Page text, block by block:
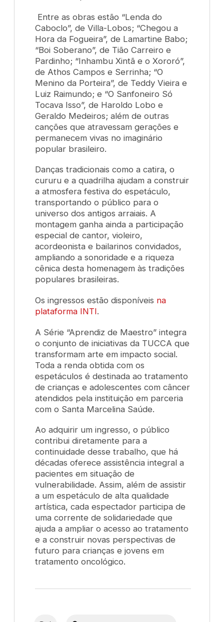
Entre as obras estão “Lenda do
Caboclo”, de Villa-Lobos; “Chegou a
Hora da Fogueira”, de Lamartine Babo;
“Boi Soberano”, de Tião Carreiro e
Pardinho; “Inhambu Xintã e o Xororó”,
de Athos Campos e Serrinha; “O
Menino da Porteira”, de Teddy Vieira e
Luiz Raimundo; e “O Sanfoneiro Só
Tocava Isso”, de Haroldo Lobo e
Geraldo Medeiros; além de outras
canções que atravessam gerações e
permanecem vivas no imaginário
popular brasileiro.
Danças tradicionais como a catira, o
cururu e a quadrilha ajudam a construir
a atmosfera festiva do espetáculo,
transportando o público para o
universo dos antigos arraiais. A
montagem ganha ainda a participação
especial de cantor, violeiro,
acordeonista e bailarinos convidados,
ampliando a sonoridade e a riqueza
cênica desta homenagem às tradições
populares brasileiras.
Os ingressos estão disponíveis na
plataforma INTI.
A Série “Aprendiz de Maestro” integra
o conjunto de iniciativas da TUCCA que
transformam arte em impacto social.
Toda a renda obtida com os
espetáculos é destinada ao tratamento
de crianças e adolescentes com câncer
atendidos pela instituição em parceria
com o Santa Marcelina Saúde.
Ao adquirir um ingresso, o público
contribui diretamente para a
continuidade desse trabalho, que há
décadas oferece assistência integral a
pacientes em situação de
vulnerabilidade. Assim, além de assistir
a um espetáculo de alta qualidade
artística, cada espectador participa de
uma corrente de solidariedade que
ajuda a ampliar o acesso ao tratamento
e a construir novas perspectivas de
futuro para crianças e jovens em
tratamento oncológico.